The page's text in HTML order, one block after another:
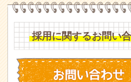
採用に関するお問い